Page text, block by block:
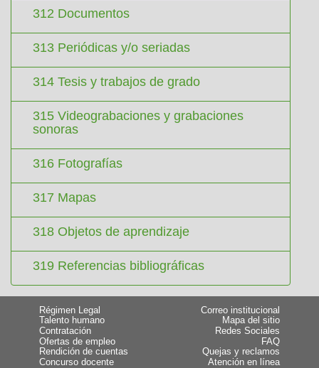
312 Documentos
313 Periódicas y/o seriadas
314 Tesis y trabajos de grado
315 Videograbaciones y grabaciones
sonoras
316 Fotografías
317 Mapas
318 Objetos de aprendizaje
319 Referencias bibliográficas
Régimen Legal
Talento humano
Contratación
Ofertas de empleo
Rendición de cuentas
Concurso docente
Correo institucional
Mapa del sitio
Redes Sociales
FAQ
Quejas y reclamos
Atención en línea